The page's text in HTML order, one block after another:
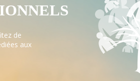
de
aux